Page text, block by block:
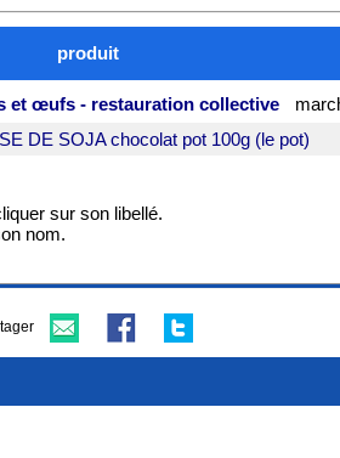
produit
et œufs - restauration collective
DE SOJA chocolat pot 100g (le pot)
sur son libellé.
nom.